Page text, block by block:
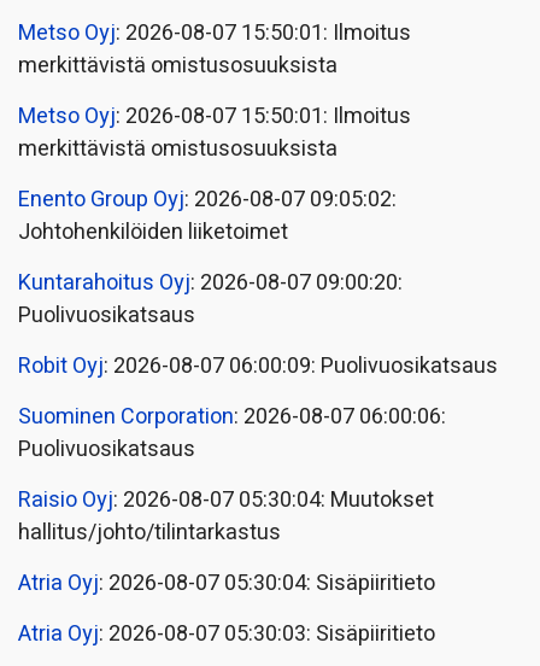
Metso Oyj: 2026-08-07 15:50:01: Ilmoitus
merkittävistä omistusosuuksista
Metso Oyj: 2026-08-07 15:50:01: Ilmoitus
merkittävistä omistusosuuksista
Enento Group Oyj: 2026-08-07 09:05:02:
Johtohenkilöiden liiketoimet
Kuntarahoitus Oyj: 2026-08-07 09:00:20:
Puolivuosikatsaus
Robit Oyj: 2026-08-07 06:00:09: Puolivuosikatsaus
Suominen Corporation: 2026-08-07 06:00:06:
Puolivuosikatsaus
Raisio Oyj: 2026-08-07 05:30:04: Muutokset
hallitus/johto/tilintarkastus
Atria Oyj: 2026-08-07 05:30:04: Sisäpiiritieto
Atria Oyj: 2026-08-07 05:30:03: Sisäpiiritieto